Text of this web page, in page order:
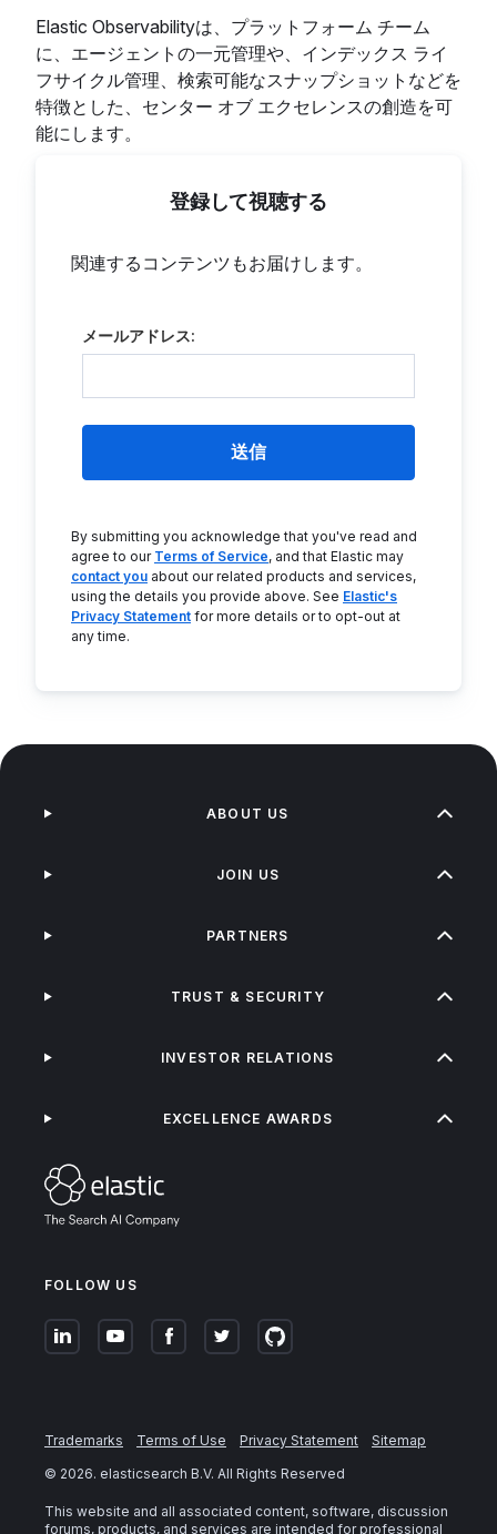
Elastic Observabilityは、プラットフォーム チーム
に、エージェントの一元管理や、インデックス ライ
フサイクル管理、検索可能なスナップショットなどを
特徴とした、センター オブ エクセレンスの創造を可
能にします。
登録して視聴する
関連するコンテンツもお届けします。
メールアドレス:
送信
By submitting you acknowledge that you've read and
agree to our Terms of Service, and that Elastic may
contact you about our related products and services,
using the details you provide above. See Elastic's
Privacy Statement for more details or to opt-out at
any time.
FOLLOW US
ABOUT US
JOIN US
PARTNERS
TRUST & SECURITY
INVESTOR RELATIONS
EXCELLENCE AWARDS
Trademarks Terms of Use Privacy Statement
Sitemap
© 2026. elasticsearch B.V. All Rights Reserved
This website and all associated content, software, discussion
forums, products, and services are intended for professional